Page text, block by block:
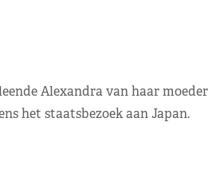
Alexandra van haar moeder
het staatsbezoek aan Japan.